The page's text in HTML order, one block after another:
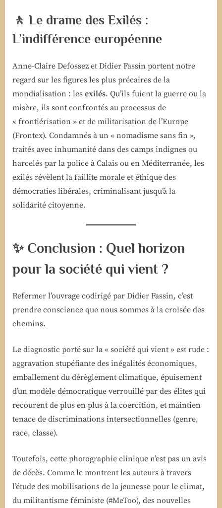
🚶 Le drame des Exilés :
L’indifférence européenne
Anne-Claire Defossez et Didier Fassin portent notre
regard sur les figures les plus précaires de la
mondialisation : les exilés. Qu’ils fuient la guerre ou la
misère, ils sont confrontés au processus de
« frontiérisation » et de militarisation de l’Europe
(Frontex). Condamnés à un « nomadisme sans fin »,
traités avec inhumanité dans des camps indignes ou
harcelés par la police à Calais ou en Méditerranée, les
exilés révèlent la faillite morale et éthique des
démocraties libérales, criminalisant jusqu’à la
solidarité citoyenne.
✨ Conclusion : Quel horizon
pour la société qui vient ?
Refermer l’ouvrage codirigé par Didier Fassin, c’est
prendre conscience que nous sommes à la croisée des
chemins.
Le diagnostic porté sur la « société qui vient » est rude :
aggravation stupéfiante des inégalités économiques,
emballement du dérèglement climatique, épuisement
d’un modèle démocratique verrouillé par des élites qui
recourent de plus en plus à la coercition, et maintien
tenace de discriminations intersectionnelles (genre,
race, classe).
Toutefois, cette photographie clinique n’est pas un avis
de décès. Comme le montrent les auteurs à travers
l’étude des mobilisations de la jeunesse pour le climat,
du militantisme féministe (#MeToo), des nouvelles